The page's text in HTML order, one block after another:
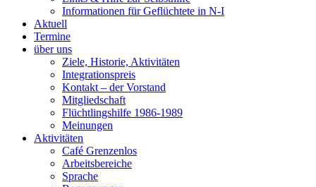
Informationen für Geflüchtete in N-I
Aktuell
Termine
über uns
Ziele, Historie, Aktivitäten
Integrationspreis
Kontakt – der Vorstand
Mitgliedschaft
Flüchtlingshilfe 1986-1989
Meinungen
Aktivitäten
Café Grenzenlos
Arbeitsbereiche
Sprache